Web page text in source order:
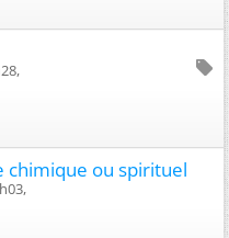
chimique ou spirituel